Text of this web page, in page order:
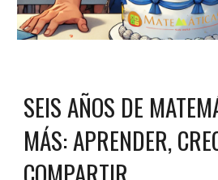
SEIS AÑOS DE
MÁS: APRENDER,